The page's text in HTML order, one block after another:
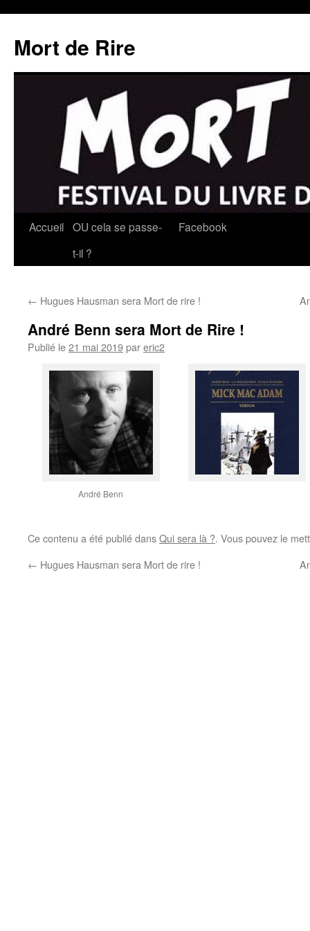
Mort de Rire
Aller
Accueil OU cela se passe-
t-il ?
Facebook
← Hugues Hausman sera Mort de rire !
André Benn sera Mort de Rire !
Publié le21 mai 2019pareric2
André Benn
Ce contenu a été publié dansQui sera là ?. Vous pouvez le
← Hugues Hausman sera Mort de rire !